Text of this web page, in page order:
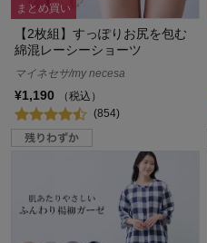
まとめ買い
【2枚組】すっぽりお尻を包む
綿混レーシーショーツ
マイネセサ/my necesa
¥1,190
（税込）
(854)